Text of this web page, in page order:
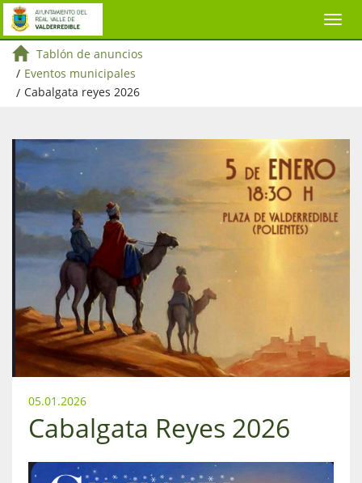
Tablón de anuncios
/ Eventos municipales
/ Cabalgata reyes 2026
05.01.2026
Cabalgata Reyes 2026